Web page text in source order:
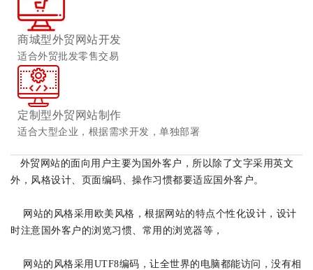
商城型外贸网站开发
适合外贸批发零售交易
定制型外贸网站制作
适合大型企业，根据需求开发，单独部署
外贸网站的面向用户主要为国外客户，所以除了文字采用英文
外，风格设计、页面编码、操作习惯都要适应国外客户。
网站的风格采用欧美风格，根据网站的特点个性化设计，设计
时注意国外客户的浏览习惯、常用的浏览器等，
网站的风格采用UTF8编码，让全世界的电脑都能访问，没有相